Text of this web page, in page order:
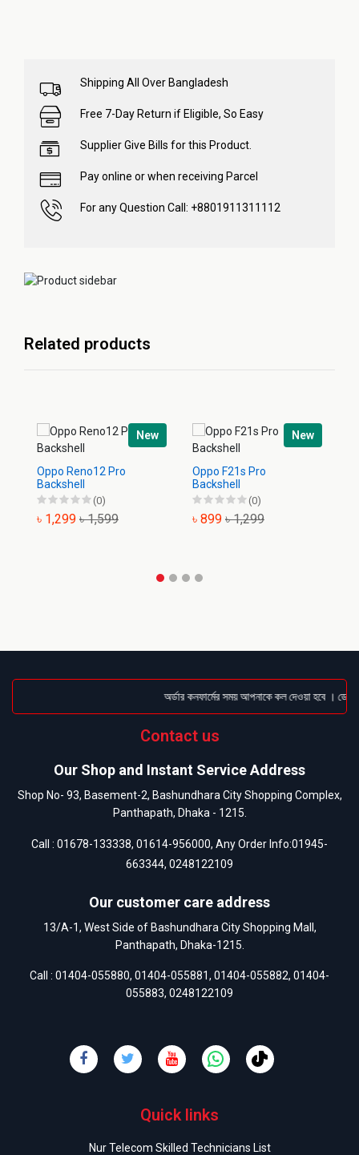
Shipping All Over Bangladesh
Free 7-Day Return if Eligible, So Easy
Supplier Give Bills for this Product.
Pay online or when receiving Parcel
For any Question Call: +8801911311112
Related products
New
Oppo Reno12 Pro
Backshell
(0)
৳ 1,299 ৳ 1,599
New
Oppo F21s Pro
Backshell
(0)
৳ 899 ৳ 1,299
অর্ডার কনফার্মের সময় আপনাকে কল দেওয়া হবে ।
Contact us
Our Shop and Instant Service Address
Shop No- 93, Basement-2, Bashundhara City Shopping Complex,
Panthapath, Dhaka - 1215.
Call : 01678-133338, 01614-956000, Any Order Info:01945-
663344, 0248122109
Our customer care address
13/A-1, West Side of Bashundhara City Shopping Mall,
Panthapath, Dhaka-1215.
Call : 01404-055880, 01404-055881, 01404-055882, 01404-
055883, 0248122109
Quick links
Nur Telecom Skilled Technicians List